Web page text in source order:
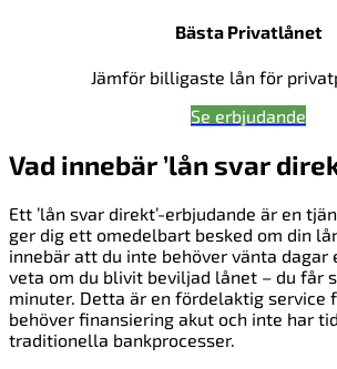
Bästa Privatlånet
Jämför billigaste lån för
Se erbjudande
Vad innebär ’lån svar
Ett ’lån svar direkt’-erbjudande är en
ger dig ett omedelbart besked om din
innebär att du inte behöver vänta
veta om du blivit beviljad lånet – du får
minuter. Detta är en fördelaktig service
behöver finansiering akut och inte har
traditionella bankprocesser.